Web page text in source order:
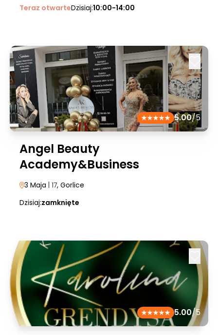
Teraz otwarteDzisiaj:10:00-14:00
5.00/5
Angel Beauty
Academy&Business
3 Maja | 17, Gorlice
Dzisiaj:zamknięte
5.00/5